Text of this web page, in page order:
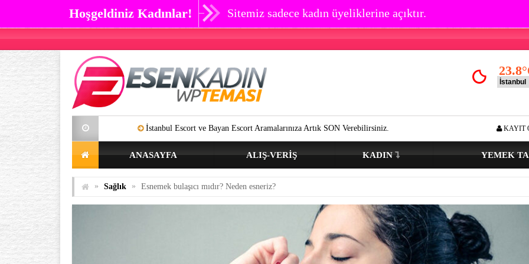
Hoşgeldiniz Kadınlar! Sitemiz sadece kadın üyeliklerine açıktır.
23.8
İstanbul Escort ve Bayan Escort Aramalarınıza Artık SON Verebilirsiniz. Göz çevresi kırışıklık oluşumu kaç yaşında
KAYIT
ANASAYFA ALIŞ-VERIŞ KADIN YEMEK
» Sağlık » Esnemek bulaşıcı mıdır? Neden esneriz?